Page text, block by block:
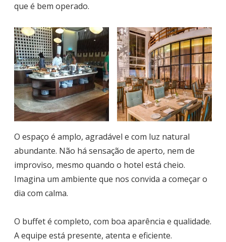
que é bem operado.
O espaço é amplo, agradável e com luz natural
abundante. Não há sensação de aperto, nem de
improviso, mesmo quando o hotel está cheio.
Imagina um ambiente que nos convida a começar o
dia com calma.
O buffet é completo, com boa aparência e qualidade.
A equipe está presente, atenta e eficiente.